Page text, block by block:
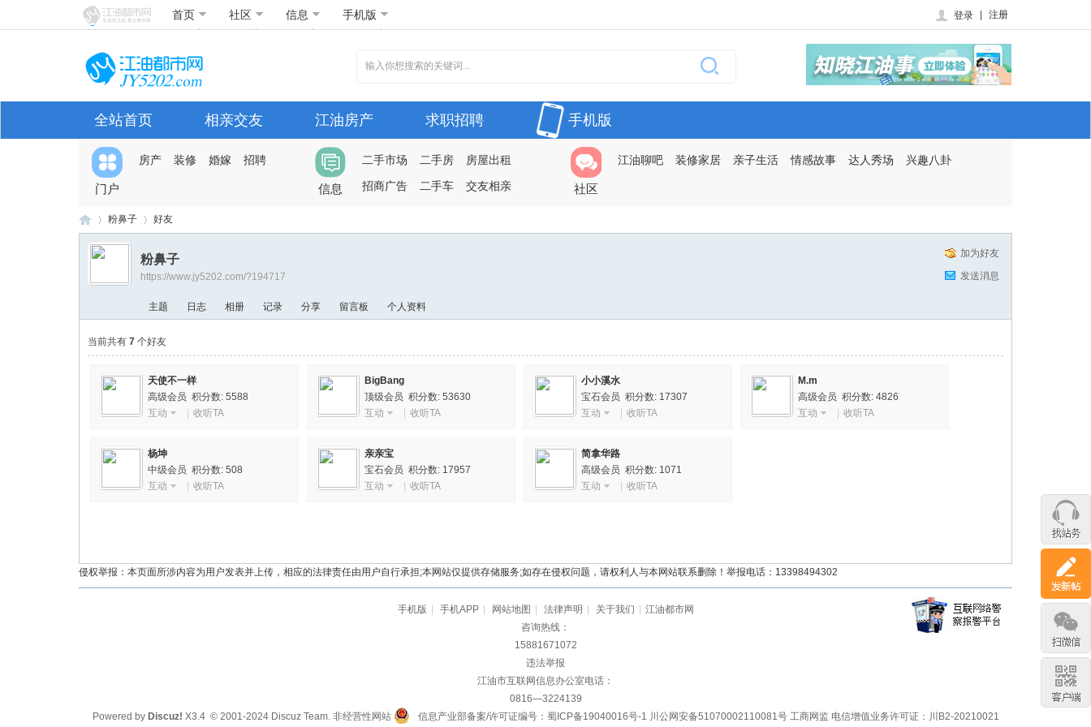
首页 社区 信息 手机版 登录 注册
全站首页 相亲交友 江油房产 求职招聘 手机版
门户
房产 装修 婚嫁 招聘
信息
二手市场 二手房
房屋出租
招商广告
二手车 交友相亲 社区
江油聊吧 装修家居 亲子生活 情感故事 达人秀场 兴趣八卦
›
粉鼻子 好友
加为好友
发送消息
粉鼻子
https://www.jy5202.com/?194717
主题 日志 相册 记录 分享 留言板 个人资料
当前共有 7 个好友
天使不一样
高级会员 积分数: 5588
互动
收听TA
BigBang
顶级会员 积分数: 53630
互动
收听TA
小小溪水
宝石会员 积分数: 17307
互动
收听TA
M.m
高级会员 积分数: 4826
互动
收听TA
杨坤
中级会员 积分数: 508
互动
收听TA
亲亲宝
宝石会员 积分数: 17957
互动
收听TA
简拿华路
高级会员 积分数: 1071
互动
收听TA
侵权举报：本页面所涉内容为用户发表并上传，相应的法律责任由用户自行承担;本网站仅提供存储服务;如存在侵权问题，请权利人与本网站联系删除！举报电话：13398494302
手机版 手机APP 网站地图 法律声明 关于我们
江油都市网
咨询热线：
15881671072
违法举报
江油市互联网信息办公室电话：
0816—3224139
Powered by Discuz! X3.4© 2001-2024 Discuz Team.非经营性网站 信息产业部备案/许可证编号：蜀ICP备19040016号-1 川公网安备51070002110081号 工商网监 电信增值业务许可证：川B2-20210021